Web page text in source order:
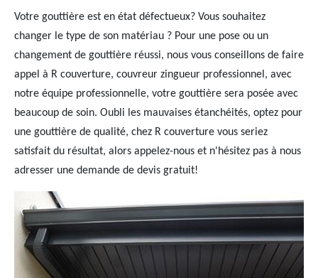
Votre gouttière est en état défectueux? Vous souhaitez
changer le type de son matériau ? Pour une pose ou un
changement de gouttière réussi, nous vous conseillons de faire
appel à R couverture, couvreur zingueur professionnel, avec
notre équipe professionnelle, votre gouttière sera posée avec
beaucoup de soin. Oubli les mauvaises étanchéités, optez pour
une gouttière de qualité, chez R couverture vous seriez
satisfait du résultat, alors appelez-nous et n'hésitez pas à nous
adresser une demande de devis gratuit!